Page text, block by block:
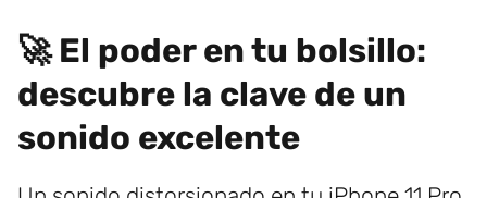
🚀 El poder en tu bolsillo:
descubre la clave de un
sonido excelente